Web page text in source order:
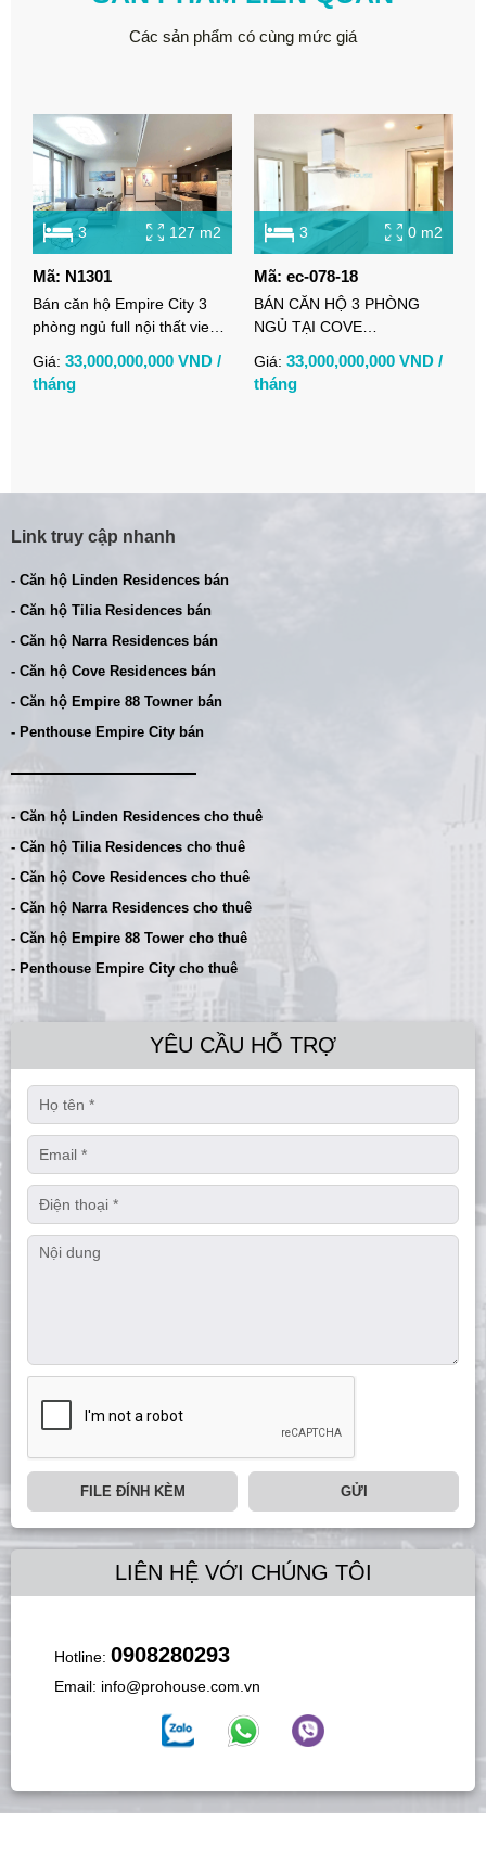
Các sản phẩm có cùng mức giá
3 127 m2
Mã: N1301
Bán căn hộ Empire City 3
phòng ngủ full nội thất view
Giá: 33,000,000,000 VND /
tháng
3 0 m2
Mã: ec-078-18
BÁN CĂN HỘ 3 PHÒNG
NGỦ TẠI COVE
CITY
Giá: 33,000,000,000 VND /
tháng
Link truy cập nhanh
- Căn hộ Linden Residences bán
- Căn hộ Tilia Residences bán
- Căn hộ Narra Residences bán
- Căn hộ Cove Residences bán
- Căn hộ Empire 88 Towner bán
- Penthouse Empire City bán
- Căn hộ Linden Residences cho thuê
- Căn hộ Tilia Residences cho thuê
- Căn hộ Cove Residences cho thuê
- Căn hộ Narra Residences cho thuê
- Căn hộ Empire 88 Tower cho thuê
- Penthouse Empire City cho thuê
YÊU CẦU HỖ TRỢ
FILE ĐÍNH KÈM GỬI
LIÊN HỆ VỚI CHÚNG TÔI
Hotline: 0908280293
Email: info@prohouse.com.vn